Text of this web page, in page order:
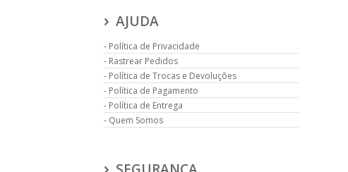
AJUDA
Política de Privacidade
Rastrear Pedidos
Política de Trocas e Devoluções
Política de Pagamento
Política de Entrega
Quem Somos